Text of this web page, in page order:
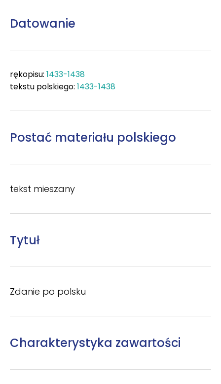
Datowanie
rękopisu: 1433-1438
tekstu polskiego: 1433-1438
Postać materiału polskiego
tekst mieszany
Tytuł
Zdanie po polsku
Charakterystyka zawartości